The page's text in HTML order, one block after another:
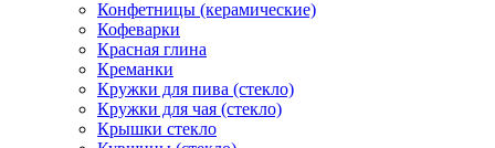
Конфетницы (керамические)
Кофеварки
Красная глина
Креманки
Кружки для пива (стекло)
Кружки для чая (стекло)
Крышки стекло